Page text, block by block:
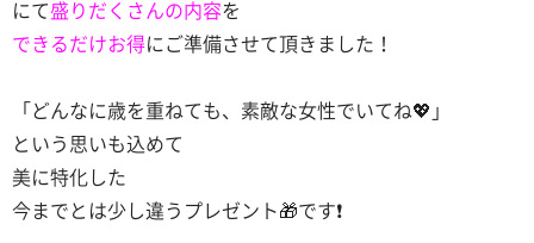
にて盛りだくさんの内容を
できるだけお得にご準備させて頂きました！
「どんなに歳を重ねても、素敵な女性でいてね💖」
という思いも込めて
美に特化した
今までとは少し違うプレゼント🎁です❗